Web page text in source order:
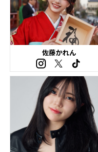
佐藤かれん